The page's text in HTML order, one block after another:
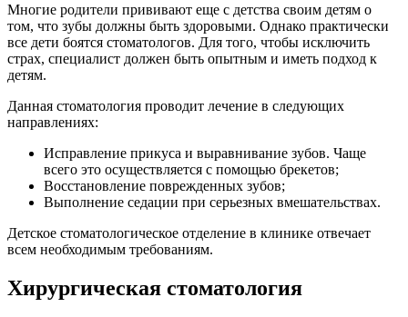
Многие родители прививают еще с детства своим детям о
том, что зубы должны быть здоровыми. Однако практически
все дети боятся стоматологов. Для того, чтобы исключить
страх, специалист должен быть опытным и иметь подход к
детям.
Данная стоматология проводит лечение в следующих
направлениях:
Исправление прикуса и выравнивание зубов. Чаще
всего это осуществляется с помощью брекетов;
Восстановление поврежденных зубов;
Выполнение седации при серьезных вмешательствах.
Детское стоматологическое отделение в клинике отвечает
всем необходимым требованиям.
Хирургическая стоматология